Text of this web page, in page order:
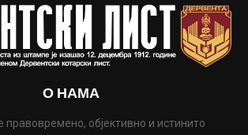
О НАМА
правовремено, објективно и истинито